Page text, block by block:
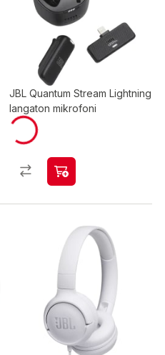
JBL Quantum Stream Lightning
langaton mikrofoni